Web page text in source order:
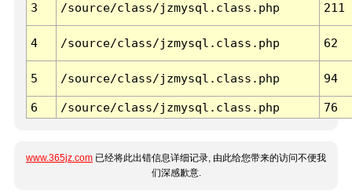
3 /source/class/jzmysql.class.php 211
4 /source/class/jzmysql.class.php 62
5 /source/class/jzmysql.class.php 94
6 /source/class/jzmysql.class.php 76
www.365jz.com 已经将此出错信息详细记录, 由此给您带来的访问不便我
们深感歉意.